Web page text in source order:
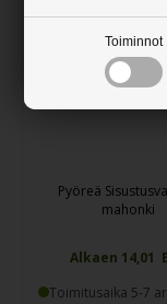
Toiminnot
Pyöreä
mahonki
Alkaen 14,01
Toimitusaika 5-7